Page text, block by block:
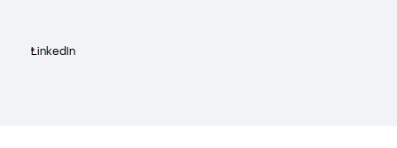
LinkedIn